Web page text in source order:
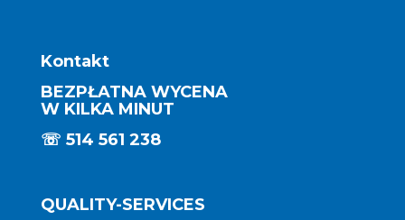
Kontakt
BEZPŁATNA WYCENA
W KILKA MINUT
☏ 514 561 238
QUALITY-SERVICES